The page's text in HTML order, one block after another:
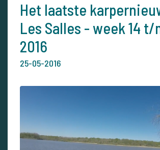
Het laatste
Les Salles - week 14 t/
2016
25-05-2016